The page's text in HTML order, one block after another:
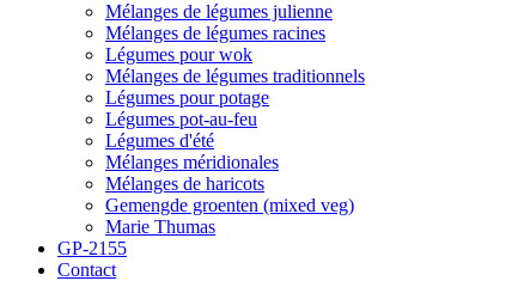
Mélanges de légumes julienne
Mélanges de légumes racines
Légumes pour wok
Mélanges de légumes traditionnels
Légumes pour potage
Légumes pot-au-feu
Légumes d'été
Mélanges méridionales
Mélanges de haricots
Gemengde groenten (mixed veg)
Marie Thumas
GP-2155
Contact